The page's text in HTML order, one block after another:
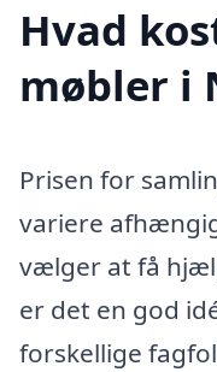
Hvad
møbler i
Prisen for
variere
vælger at få
er det en god
forskellige